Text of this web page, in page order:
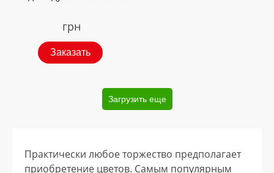
грн
Заказать
Загрузить еще
Практически любое торжество предполагает
приобретение цветов. Самым популярным